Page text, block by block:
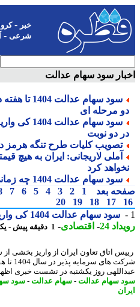
-کرونا-
شرعی-آب و
سود سهام عدالت
سود سهام عدالت
مرحله ای
سود سهام عدالت
دو نوبت
تصویب کلیات طرح تنگه هرمز در
آملی لاریجانی: ایران به هیچ
کرد
سود سهام عدالت 1404 چه زمانی واریز می شود؟
بعد
1
2
3
4
5
6
7
8
9
17
18
19
20
سود سهام عدالت 1404 کی واریز می شود؟
24
-اقتصادی-1 دقیقه پیش - یکشنبه 18 مرداد 1405، 20:02
اتاق تعاون ایران از واریز بخشی از
روز یکشنبه در نشست خبری اظهار
سهام عدالت-سهام عدالت-سود سهام-